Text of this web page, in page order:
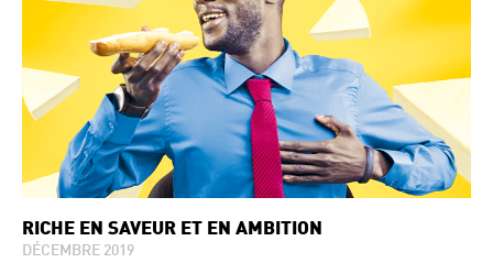
RICHE EN SAVEUR ET EN AMBITION
DÉCEMBRE 2019